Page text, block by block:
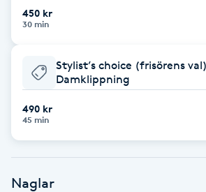
Fransk manikyr
Frekvensterapi
450 kr
30 min
Stylist’s choice (frisörens val)
Damklippning
490 kr
45 min
Naglar